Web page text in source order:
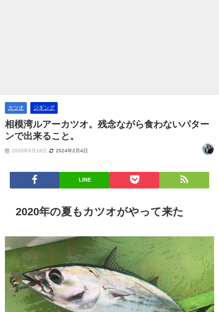
カツオ ジギング
相模湾ルアーカツオ。残念ながら食わないパター
ンで出来ること。
2020年9月18日 2024年2月4日
LINE
2020年の夏もカツオがやって来た